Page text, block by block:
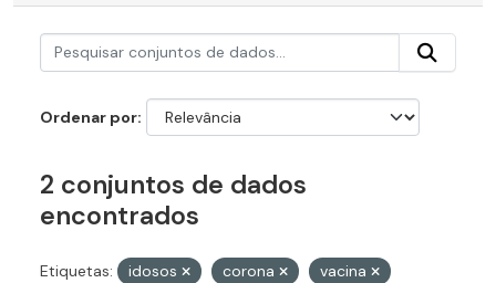
Ordenar por
2 conjuntos de dados
encontrados
Etiquetas: idosos corona
vacina